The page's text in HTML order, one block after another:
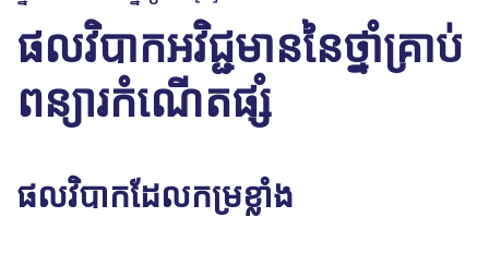
ផលវិបាកអវិជ្ជមាននៃថ្នាំគ្រាប់
ពន្យារកំណើតផ្សំ
ផលវិបាកដែលកម្រខ្លាំង